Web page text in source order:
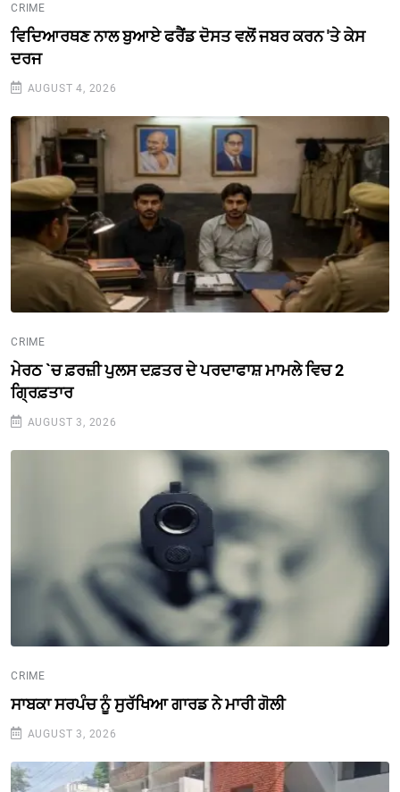
CRIME
ਵਿਦਿਆਰਥਣ ਨਾਲ ਬੁਆਏ ਫਰੈਂਡ ਦੋਸਤ ਵਲੋਂ ਜਬਰ ਕਰਨ 'ਤੇ ਕੇਸ
ਦਰਜ
AUGUST 4, 2026
CRIME
ਮੇਰਠ `ਚ ਫ਼ਰਜ਼ੀ ਪੁਲਸ ਦਫ਼ਤਰ ਦੇ ਪਰਦਾਫਾਸ਼ ਮਾਮਲੇ ਵਿਚ 2
ਗ੍ਰਿਫ਼ਤਾਰ
AUGUST 3, 2026
CRIME
ਸਾਬਕਾ ਸਰਪੰਚ ਨੂੰ ਸੁਰੱਖਿਆ ਗਾਰਡ ਨੇ ਮਾਰੀ ਗੋਲੀ
AUGUST 3, 2026